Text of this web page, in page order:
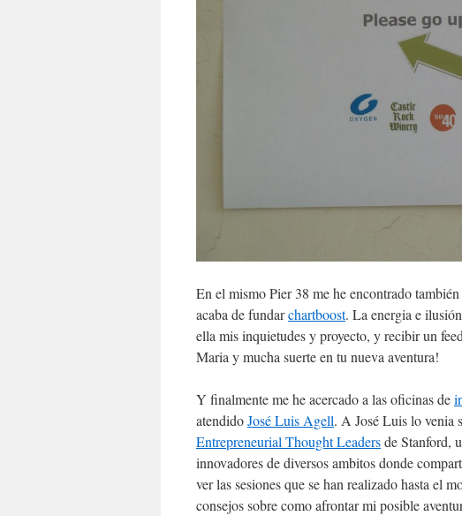
En el mismo Pier 38 me he encontrado
acaba de fundarchartboost. La energia e
ella mis inquietudes y proyecto, y recibir un
Maria y mucha suerte en tu nueva aventura!
Y finalmente me he acercado a las oficinas de
atendidoJosé Luis Agell. A José Luis lo venia
Entrepreneurial Thought Leadersde Stanford,
innovadores de diversos ambitos donde
ver las sesiones que se han realizado hasta el
consejos sobre como afrontar mi posible